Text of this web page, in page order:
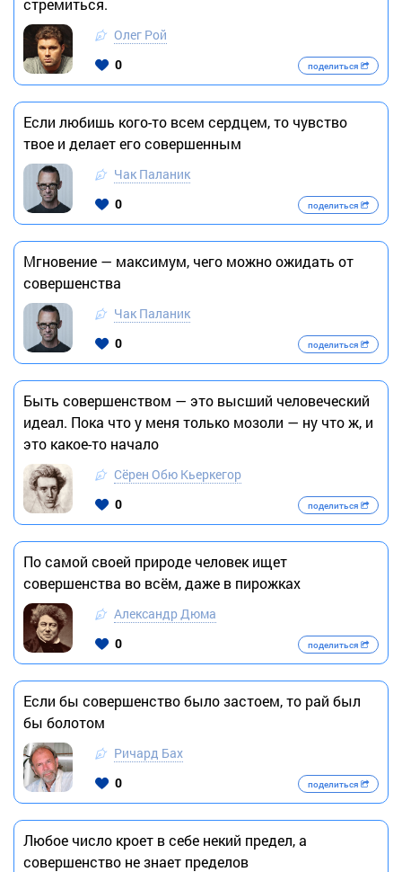
Олег Рой
0
поделиться
Если любишь кого-то всем сердцем, то чувство
твое и делает его совершенным
Чак Паланик
0
поделиться
Мгновение — максимум, чего можно ожидать от
совершенства
Чак Паланик
0
поделиться
Быть совершенством — это высший человеческий
идеал. Пока что у меня только мозоли — ну что ж, и
это какое-то начало
Сёрен Обю Кьеркегор
0
поделиться
По самой своей природе человек ищет
совершенства во всём, даже в пирожках
Александр Дюма
0
поделиться
Если бы совершенство было застоем, то рай был
бы болотом
Ричард Бах
0
поделиться
Любое число кроет в себе некий предел, а
совершенство не знает пределов